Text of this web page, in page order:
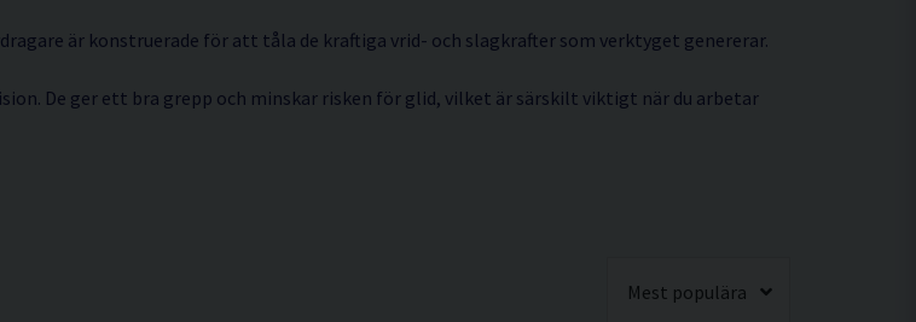
är konstruerade för att tåla de kraftiga vrid- och slagkrafter som verktyget genererar.
De ger ett bra grepp och minskar risken för glid, vilket är särskilt viktigt när du arbetar
Mest populära